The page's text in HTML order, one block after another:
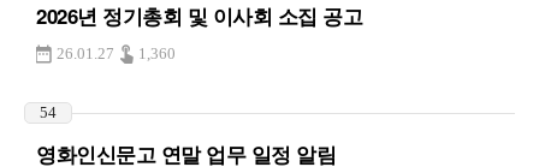
2026년 정기총회 및 이사회 소집 공고
26.01.27 1,360
54
영화인신문고 연말 업무 일정 알림